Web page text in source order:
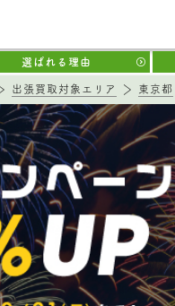
選ばれる理由
出張買取対象エリア 東京都